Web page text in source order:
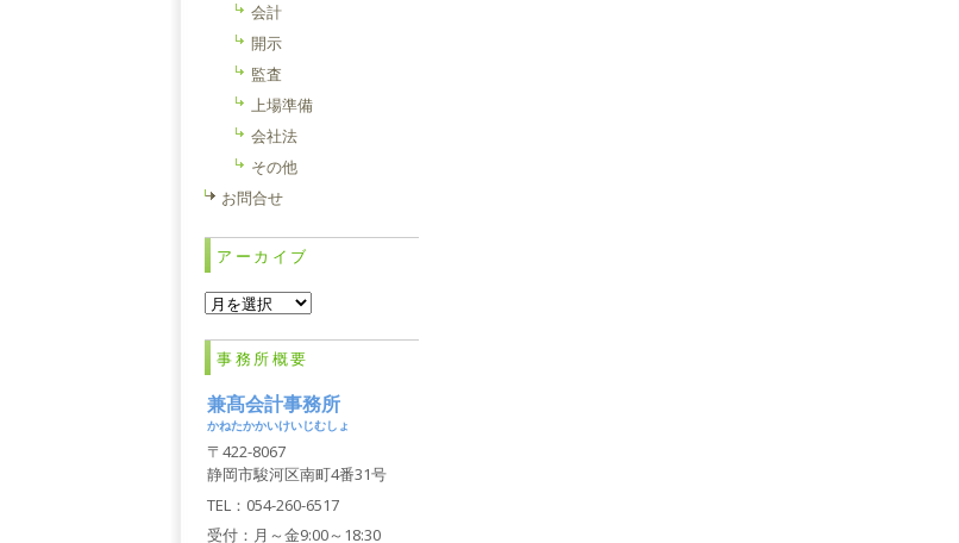
会計
開示
監査
上場準備
会社法
その他
お問合せ
アーカイブ
ア
カ
イ
ブ
事務所概要
兼髙会計事務所
かねたかかいけいじむしょ
〒422-8067
静岡市駿河区南町4番31号
TEL：054-260-6517
受付：月～金9:00～18:30